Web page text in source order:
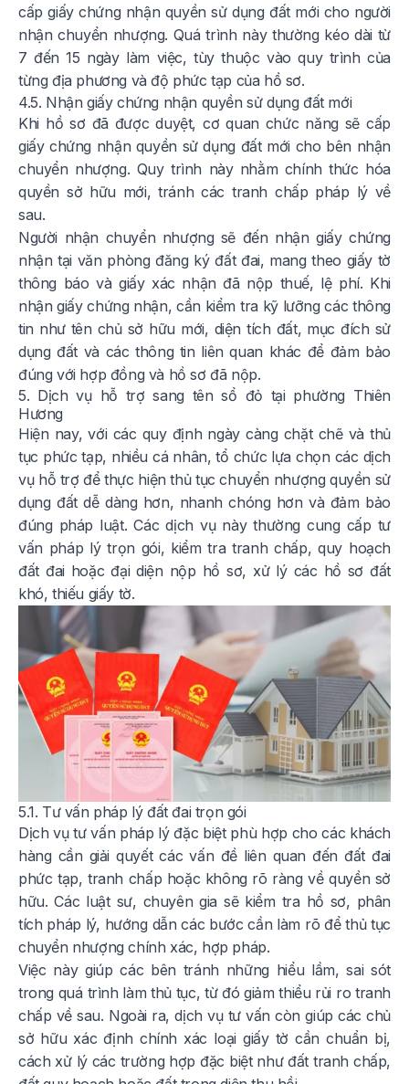
cấp giấy chứng nhận quyền sử dụng đất mới cho người
nhận chuyển nhượng. Quá trình này thường kéo dài từ
7 đến 15 ngày làm việc, tùy thuộc vào quy trình của
từng địa phương và độ phức tạp của hồ sơ.
4.5. Nhận giấy chứng nhận quyền sử dụng đất mới
Khi hồ sơ đã được duyệt, cơ quan chức năng sẽ cấp
giấy chứng nhận quyền sử dụng đất mới cho bên nhận
chuyển nhượng. Quy trình này nhằm chính thức hóa
quyền sở hữu mới, tránh các tranh chấp pháp lý về
sau.
Người nhận chuyển nhượng sẽ đến nhận giấy chứng
nhận tại văn phòng đăng ký đất đai, mang theo giấy tờ
thông báo và giấy xác nhận đã nộp thuế, lệ phí. Khi
nhận giấy chứng nhận, cần kiểm tra kỹ lưỡng các thông
tin như tên chủ sở hữu mới, diện tích đất, mục đích sử
dụng đất và các thông tin liên quan khác để đảm bảo
đúng với hợp đồng và hồ sơ đã nộp.
5. Dịch vụ hỗ trợ sang tên sổ đỏ tại phường Thiên
Hương
Hiện nay, với các quy định ngày càng chặt chẽ và thủ
tục phức tạp, nhiều cá nhân, tổ chức lựa chọn các dịch
vụ hỗ trợ để thực hiện thủ tục chuyển nhượng quyền sử
dụng đất dễ dàng hơn, nhanh chóng hơn và đảm bảo
đúng pháp luật. Các dịch vụ này thường cung cấp tư
vấn pháp lý trọn gói, kiểm tra tranh chấp, quy hoạch
đất đai hoặc đại diện nộp hồ sơ, xử lý các hồ sơ đất
khó, thiếu giấy tờ.
5.1. Tư vấn pháp lý đất đai trọn gói
Dịch vụ tư vấn pháp lý đặc biệt phù hợp cho các khách
hàng cần giải quyết các vấn đề liên quan đến đất đai
phức tạp, tranh chấp hoặc không rõ ràng về quyền sở
hữu. Các luật sư, chuyên gia sẽ kiểm tra hồ sơ, phân
tích pháp lý, hướng dẫn các bước cần làm rõ để thủ tục
chuyển nhượng chính xác, hợp pháp.
Việc này giúp các bên tránh những hiểu lầm, sai sót
trong quá trình làm thủ tục, từ đó giảm thiểu rủi ro tranh
chấp về sau. Ngoài ra, dịch vụ tư vấn còn giúp các chủ
sở hữu xác định chính xác loại giấy tờ cần chuẩn bị,
cách xử lý các trường hợp đặc biệt như đất tranh chấp,